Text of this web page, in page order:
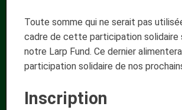
Toute somme qui ne serait pas
cadre de cette participation solidaire
notre Larp Fund. Ce dernier
participation solidaire de nos
Inscription